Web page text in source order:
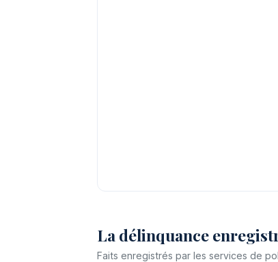
La délinquance
Faits enregistrés par les services de